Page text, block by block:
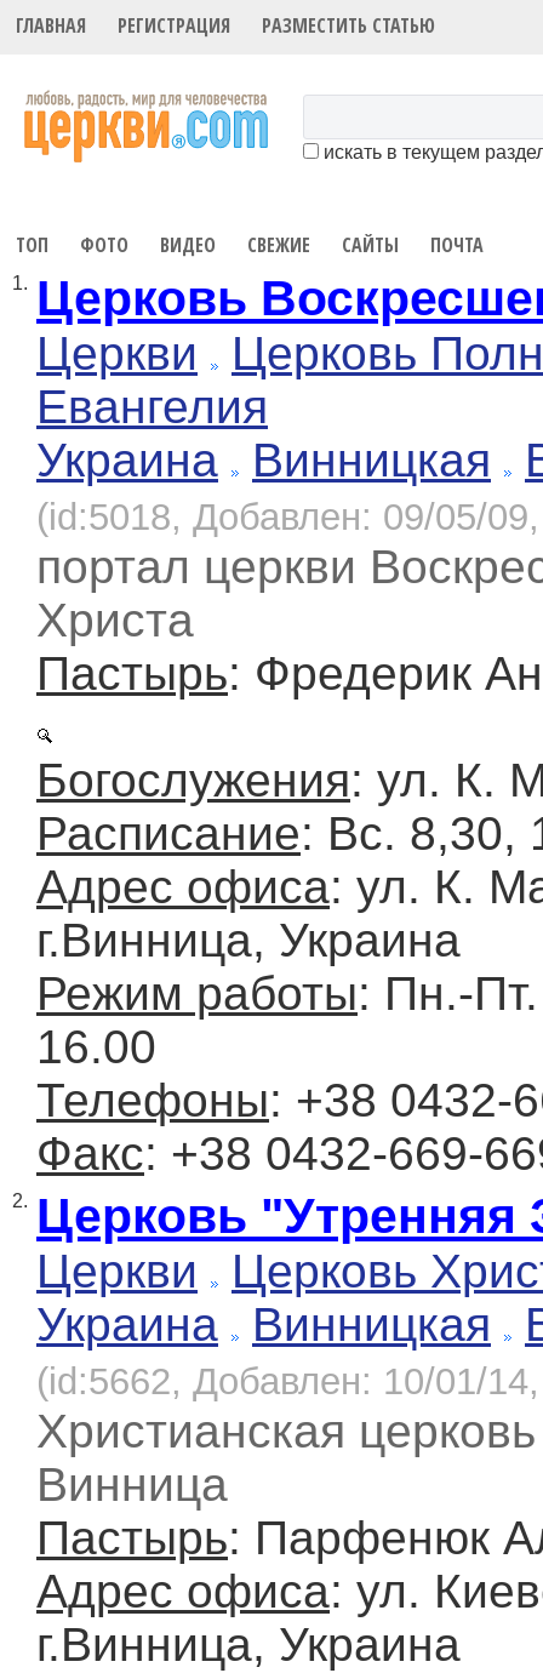
ГЛАВНАЯ РЕГИСТРАЦИЯ РАЗМЕСТИТЬ СТАТЬЮ
искать в текущем
ТОП ФОТО ВИДЕО СВЕЖИЕ САЙТЫ ПОЧТА
1. Церковь
Церкви
Церковь
Евангелия
Украина
Винницкая
(id:5018, Добавлен: 09/05/
портал церкви
Христа
Пастырь: Фредерик
Богослужения: ул. К.
Расписание: Вс. 8,30,
Адрес офиса: ул. К.
г.Винница, Украина
Режим работы: Пн.-
16.00
Телефоны: +38 0432-
Факс: +38 0432-669-
2. Церковь "Утренняя
Церкви
Церковь
Украина
Винницкая
(id:5662, Добавлен: 10/01/
Христианская
Винница
Пастырь: Парфенюк
Адрес офиса: ул.
г.Винница, Украина